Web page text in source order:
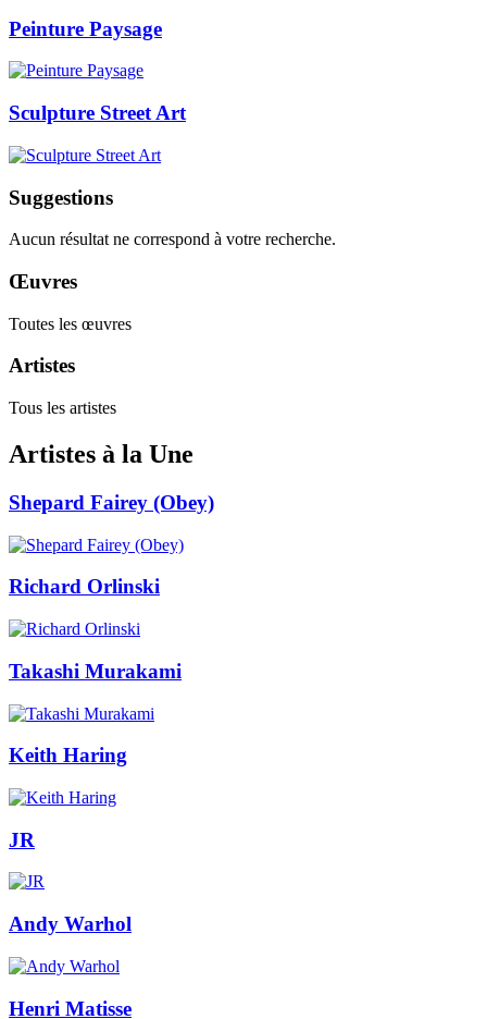
Peinture Paysage
Sculpture Street Art
Suggestions
Aucun résultat ne correspond à votre recherche.
Œuvres
Toutes les œuvres
Artistes
Tous les artistes
Artistes à la Une
Shepard Fairey (Obey)
Richard Orlinski
Takashi Murakami
Keith Haring
JR
Andy Warhol
Henri Matisse